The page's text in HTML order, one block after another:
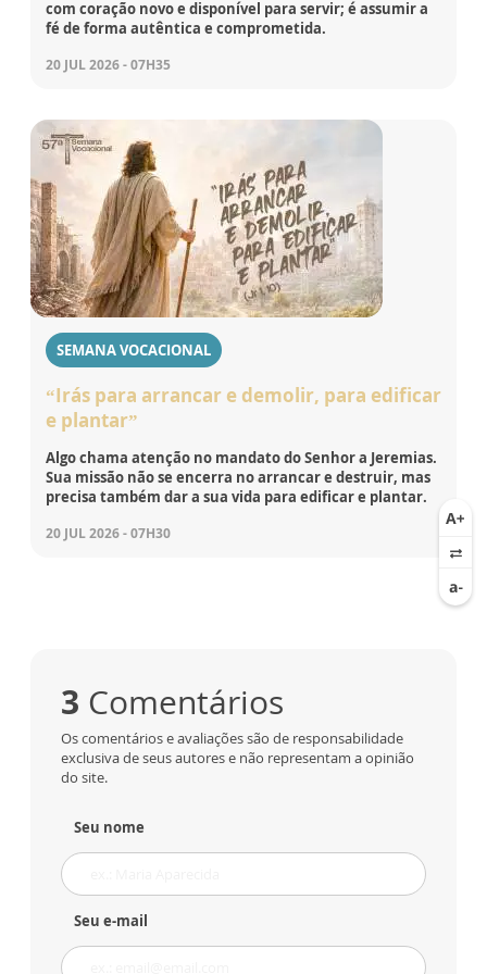
com coração novo e disponível para servir; é assumir a
fé de forma autêntica e comprometida.
20 JUL 2026 - 07H35
SEMANA VOCACIONAL
“Irás para arrancar e demolir, para edificar
e plantar”
Algo chama atenção no mandato do Senhor a Jeremias.
Sua missão não se encerra no arrancar e destruir, mas
precisa também dar a sua vida para edificar e plantar.
20 JUL 2026 - 07H30
3 Comentários
Os comentários e avaliações são de responsabilidade
exclusiva de seus autores e não representam a opinião
do site.
Seu nome
Seu e-mail